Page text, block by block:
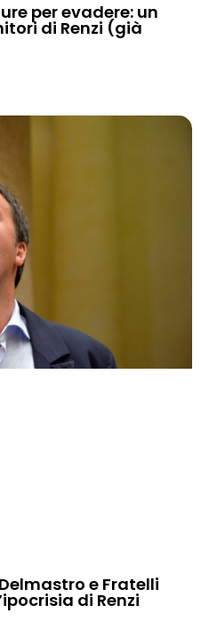
per evadere: un
di Renzi (già
e Fratelli
di Renzi